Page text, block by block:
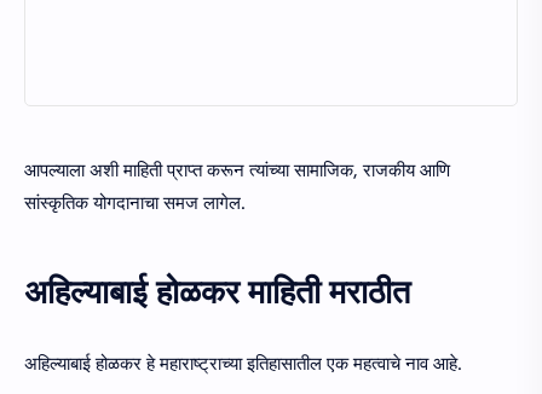
आपल्याला अशी माहिती प्राप्त करून त्यांच्या सामाजिक, राजकीय आणि
सांस्कृतिक योगदानाचा समज लागेल.
अहिल्याबाई होळकर माहिती मराठीत
अहिल्याबाई होळकर हे महाराष्ट्राच्या इतिहासातील एक महत्वाचे नाव आहे.